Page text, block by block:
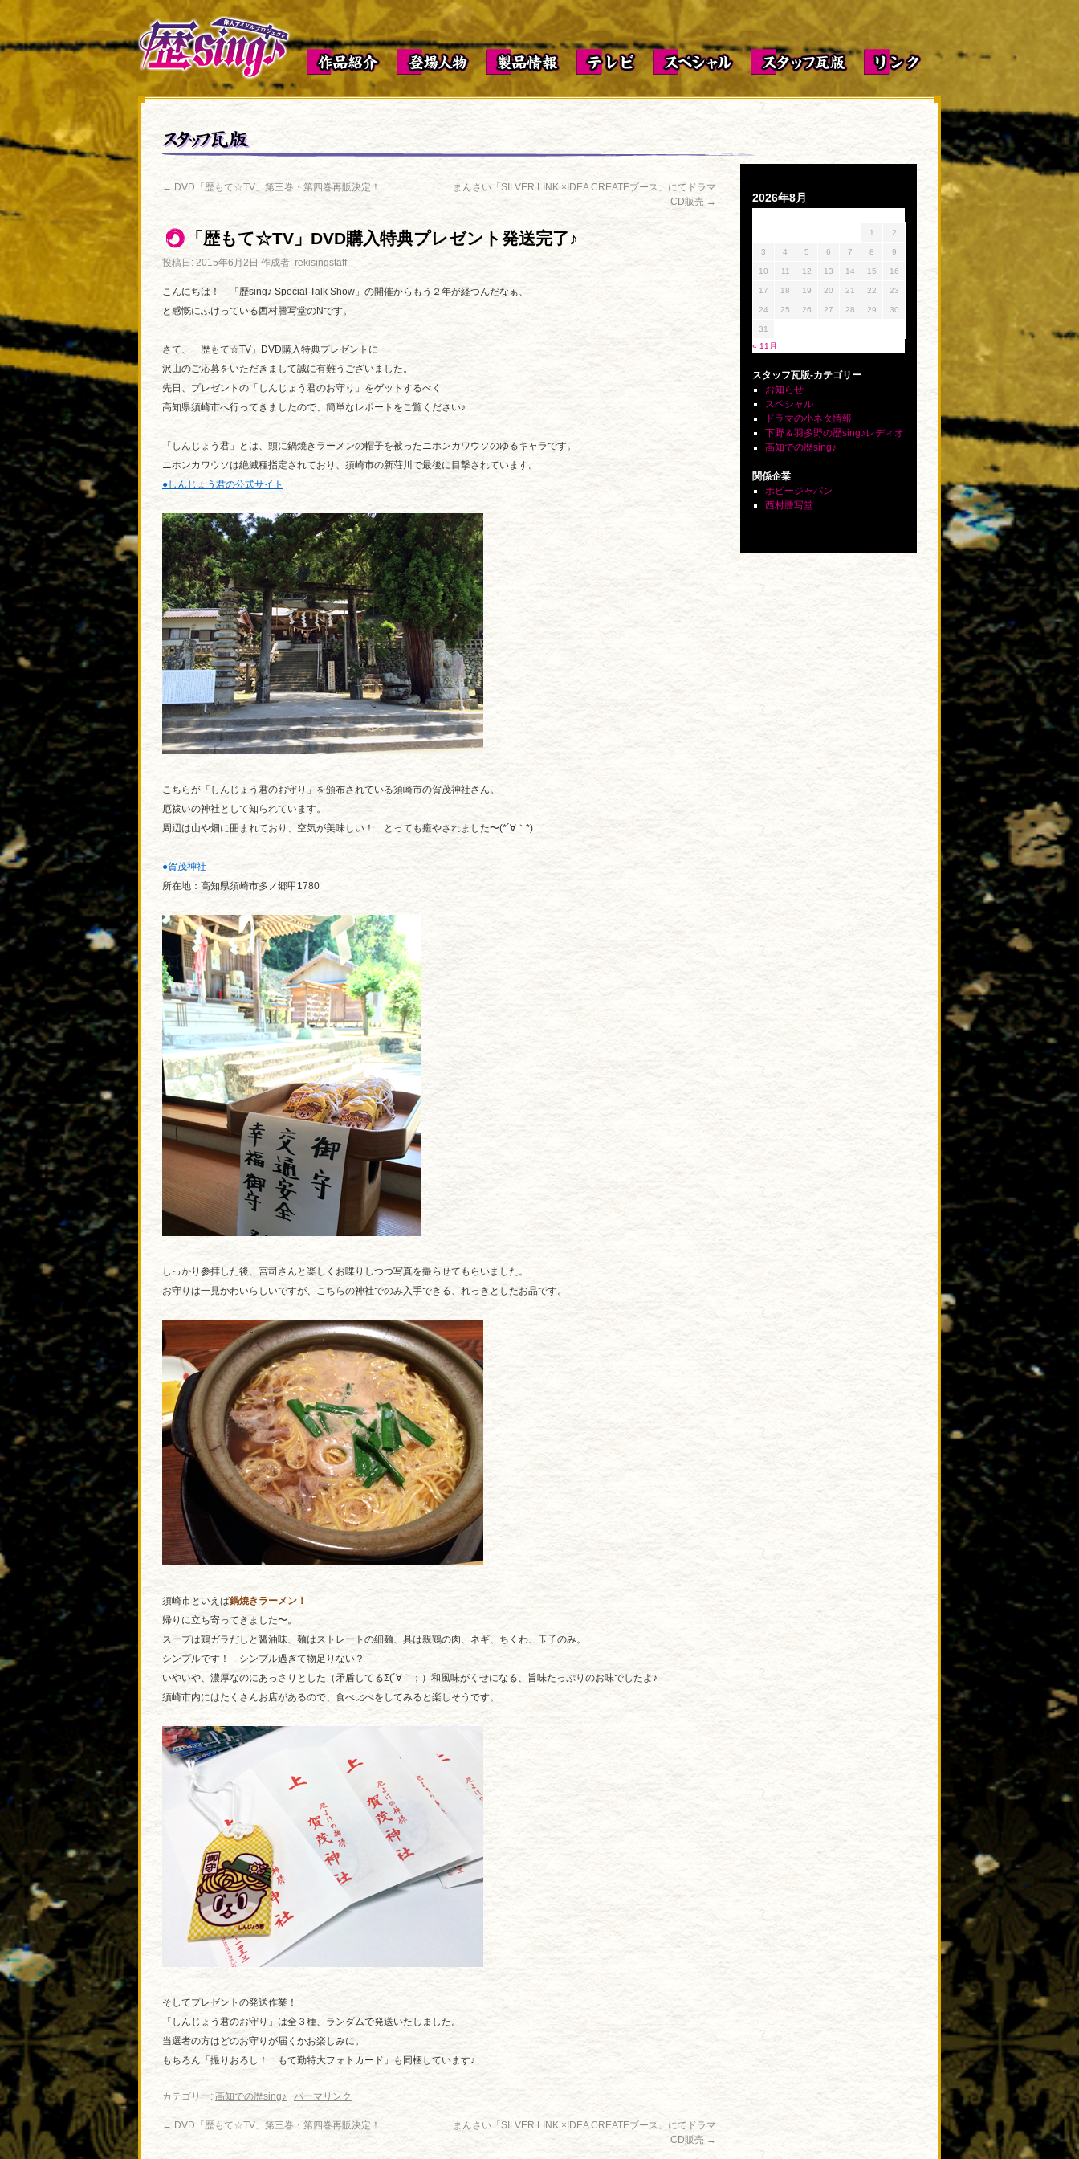
← DVD「歴もて☆TV」第三巻・第四巻再販決定！
まんさい「SILVER LINK.×IDEA CREATEブース」にてドラマ
CD販売 →
「歴もて☆TV」DVD購入特典プレゼント発送完了♪
投稿日: 2015年6月2日 作成者: rekisingstaff
こんにちは！ 「歴sing♪ Special Talk Show」の開催からもう２年が経つんだなぁ、
と感慨にふけっている西村謄写堂のNです。
さて、「歴もて☆TV」DVD購入特典プレゼントに
沢山のご応募をいただきまして誠に有難うございました。
先日、プレゼントの「しんじょう君のお守り」をゲットするべく
高知県須崎市へ行ってきましたので、簡単なレポートをご覧ください♪
「しんじょう君」とは、頭に鍋焼きラーメンの帽子を被ったニホンカワウソのゆるキャラです。
ニホンカワウソは絶滅種指定されており、須崎市の新荘川で最後に目撃されています。
●しんじょう君の公式サイト
こちらが「しんじょう君のお守り」を頒布されている須崎市の賀茂神社さん。
厄祓いの神社として知られています。
周辺は山や畑に囲まれており、空気が美味しい！ とっても癒やされました〜(*´∀｀*)
●賀茂神社
所在地：高知県須崎市多ノ郷甲1780
しっかり参拝した後、宮司さんと楽しくお喋りしつつ写真を撮らせてもらいました。
お守りは一見かわいらしいですが、こちらの神社でのみ入手できる、れっきとしたお品です。
須崎市といえば鍋焼きラーメン！
帰りに立ち寄ってきました〜。
スープは鶏ガラだしと醤油味、麺はストレートの細麺、具は親鶏の肉、ネギ、ちくわ、玉子のみ。
シンプルです！ シンプル過ぎて物足りない？
いやいや、濃厚なのにあっさりとした（矛盾してるΣ(´∀｀；）和風味がくせになる、旨味たっぷりのお味でしたよ♪
須崎市内にはたくさんお店があるので、食べ比べをしてみると楽しそうです。
そしてプレゼントの発送作業！
「しんじょう君のお守り」は全３種、ランダムで発送いたしました。
当選者の方はどのお守りが届くかお楽しみに。
もちろん「撮りおろし！ もて勤特大フォトカード」も同梱しています♪
カテゴリー: 高知での歴sing♪ パーマリンク
← DVD「歴もて☆TV」第三巻・第四巻再販決定！
まんさい「SILVER LINK.×IDEA CREATEブース」にてドラマ
CD販売 →
2026年8月
« 11月
1 2
3 4 5 6 7 8 9
10 11 12 13 14 15 16
17 18 19 20 21 22 23
24 25 26 27 28 29 30
31
スタッフ瓦版-カテゴリー
お知らせ
スペシャル
ドラマの小ネタ情報
下野＆羽多野の歴sing♪レディオ
高知での歴sing♪
関係企業
ホビージャパン
西村謄写堂